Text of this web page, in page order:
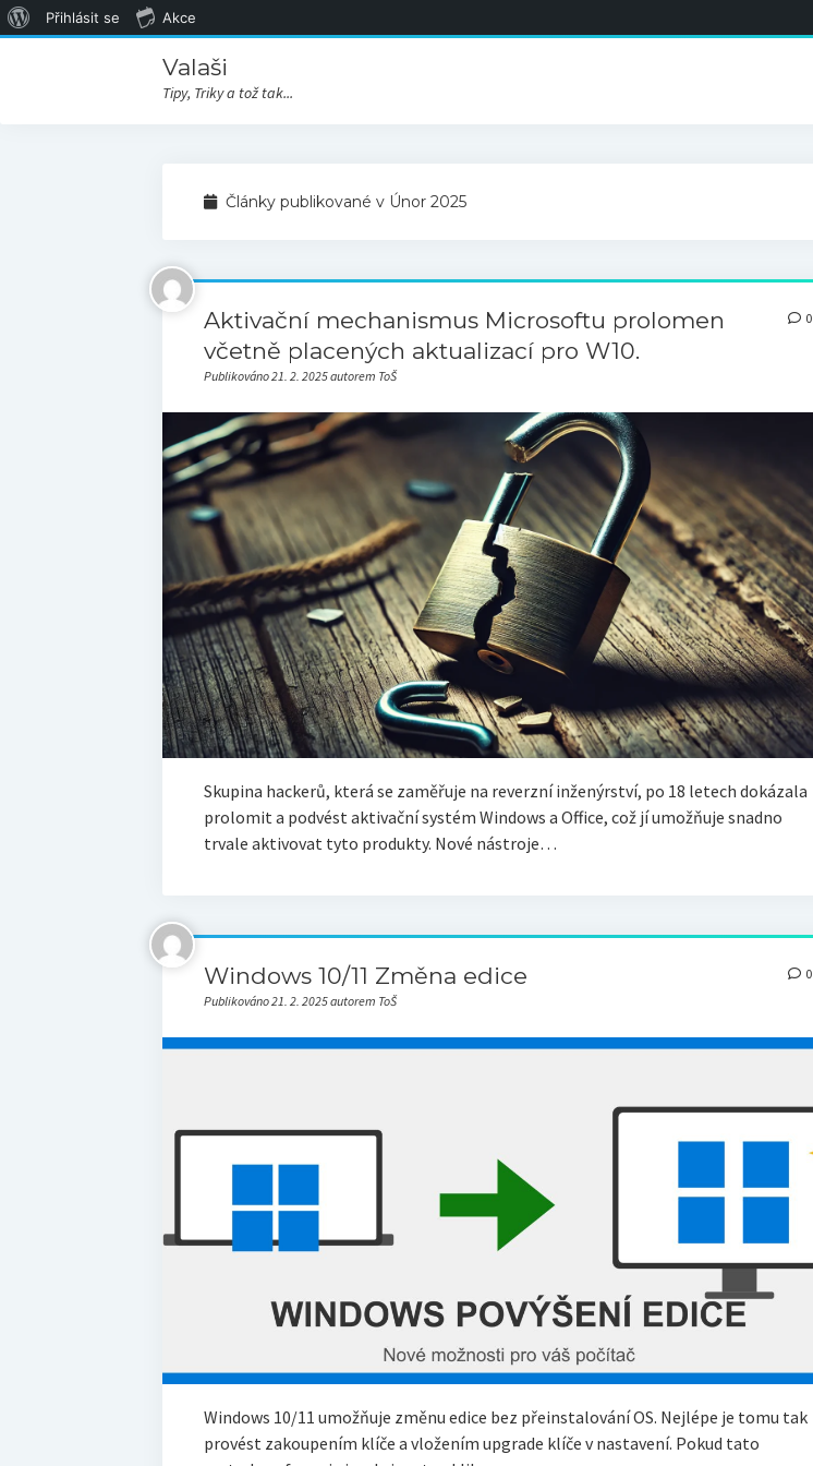
Přihlásit se Akce
Valaši
Tipy, Triky a tož tak...
Články publikované v Únor 2025
Aktivační mechanismus Microsoftu prolomen
včetně placených aktualizací pro W10.
Publikováno 21. 2. 2025 autorem ToŠ
0
Skupina hackerů, která se zaměřuje na reverzní inženýrství, po 18 letech dokázala
prolomit a podvést aktivační systém Windows a Office, což jí umožňuje snadno
trvale aktivovat tyto produkty. Nové nástroje…
Windows 10/11 Změna edice
Publikováno 21. 2. 2025 autorem ToŠ
0
Windows 10/11 umožňuje změnu edice bez přeinstalování OS. Nejlépe je tomu tak
provést zakoupením klíče a vložením upgrade klíče v nastavení. Pokud tato